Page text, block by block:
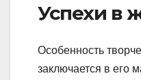
Успехи в
Особенность
заключается в его